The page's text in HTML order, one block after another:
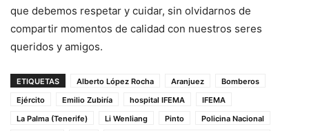
que debemos respetar y cuidar, sin olvidarnos de
compartir momentos de calidad con nuestros seres
queridos y amigos.
ETIQUETAS Alberto López Rocha Aranjuez
Bomberos
Ejército
Emilio Zubiría hospital IFEMA
IFEMA
La Palma (Tenerife)
Li Wenliang Pinto
Policina Nacional